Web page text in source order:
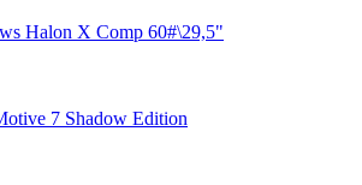
Halon X Comp 60#\29,5"
7 Shadow Edition